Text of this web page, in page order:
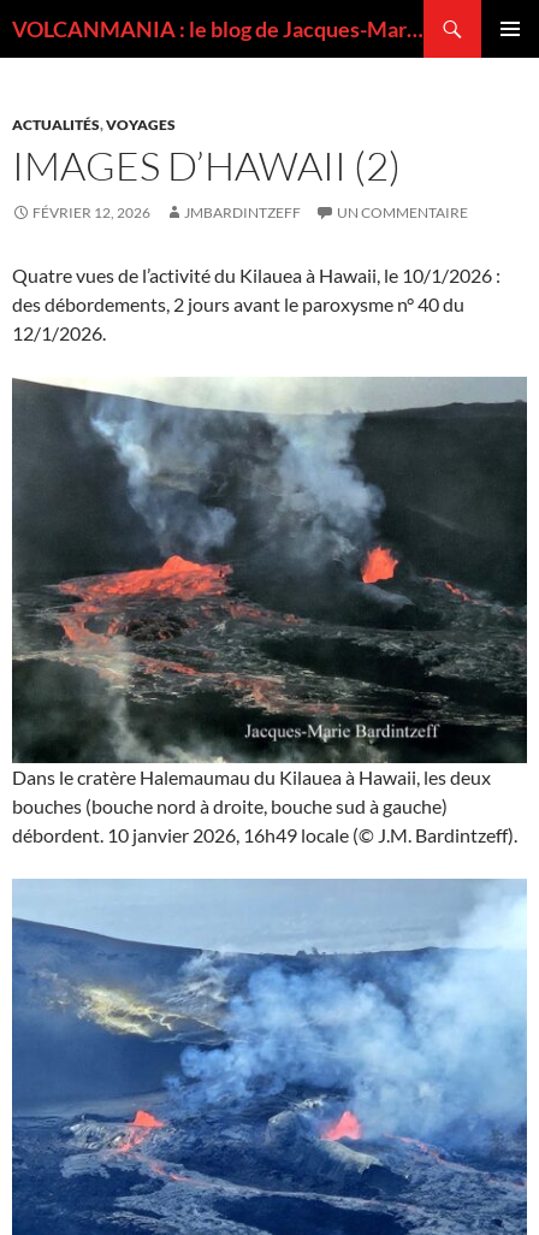
VOLCANMANIA : le blog de Jacques-Marie BARDINTZEFF, volcanologue
ACTUALITÉS,VOYAGES
IMAGES D’HAWAII (2)
FÉVRIER 12, 2026 JMBARDINTZEFF UN COMMENTAIRE
Quatre vues de l’activité du Kilauea à Hawaii, le 10/1/2026 :
des débordements, 2 jours avant le paroxysme n° 40 du
12/1/2026.
Dans le cratère Halemaumau du Kilauea à Hawaii, les deux
bouches (bouche nord à droite, bouche sud à gauche)
débordent. 10 janvier 2026, 16h49 locale (© J.M. Bardintzeff).